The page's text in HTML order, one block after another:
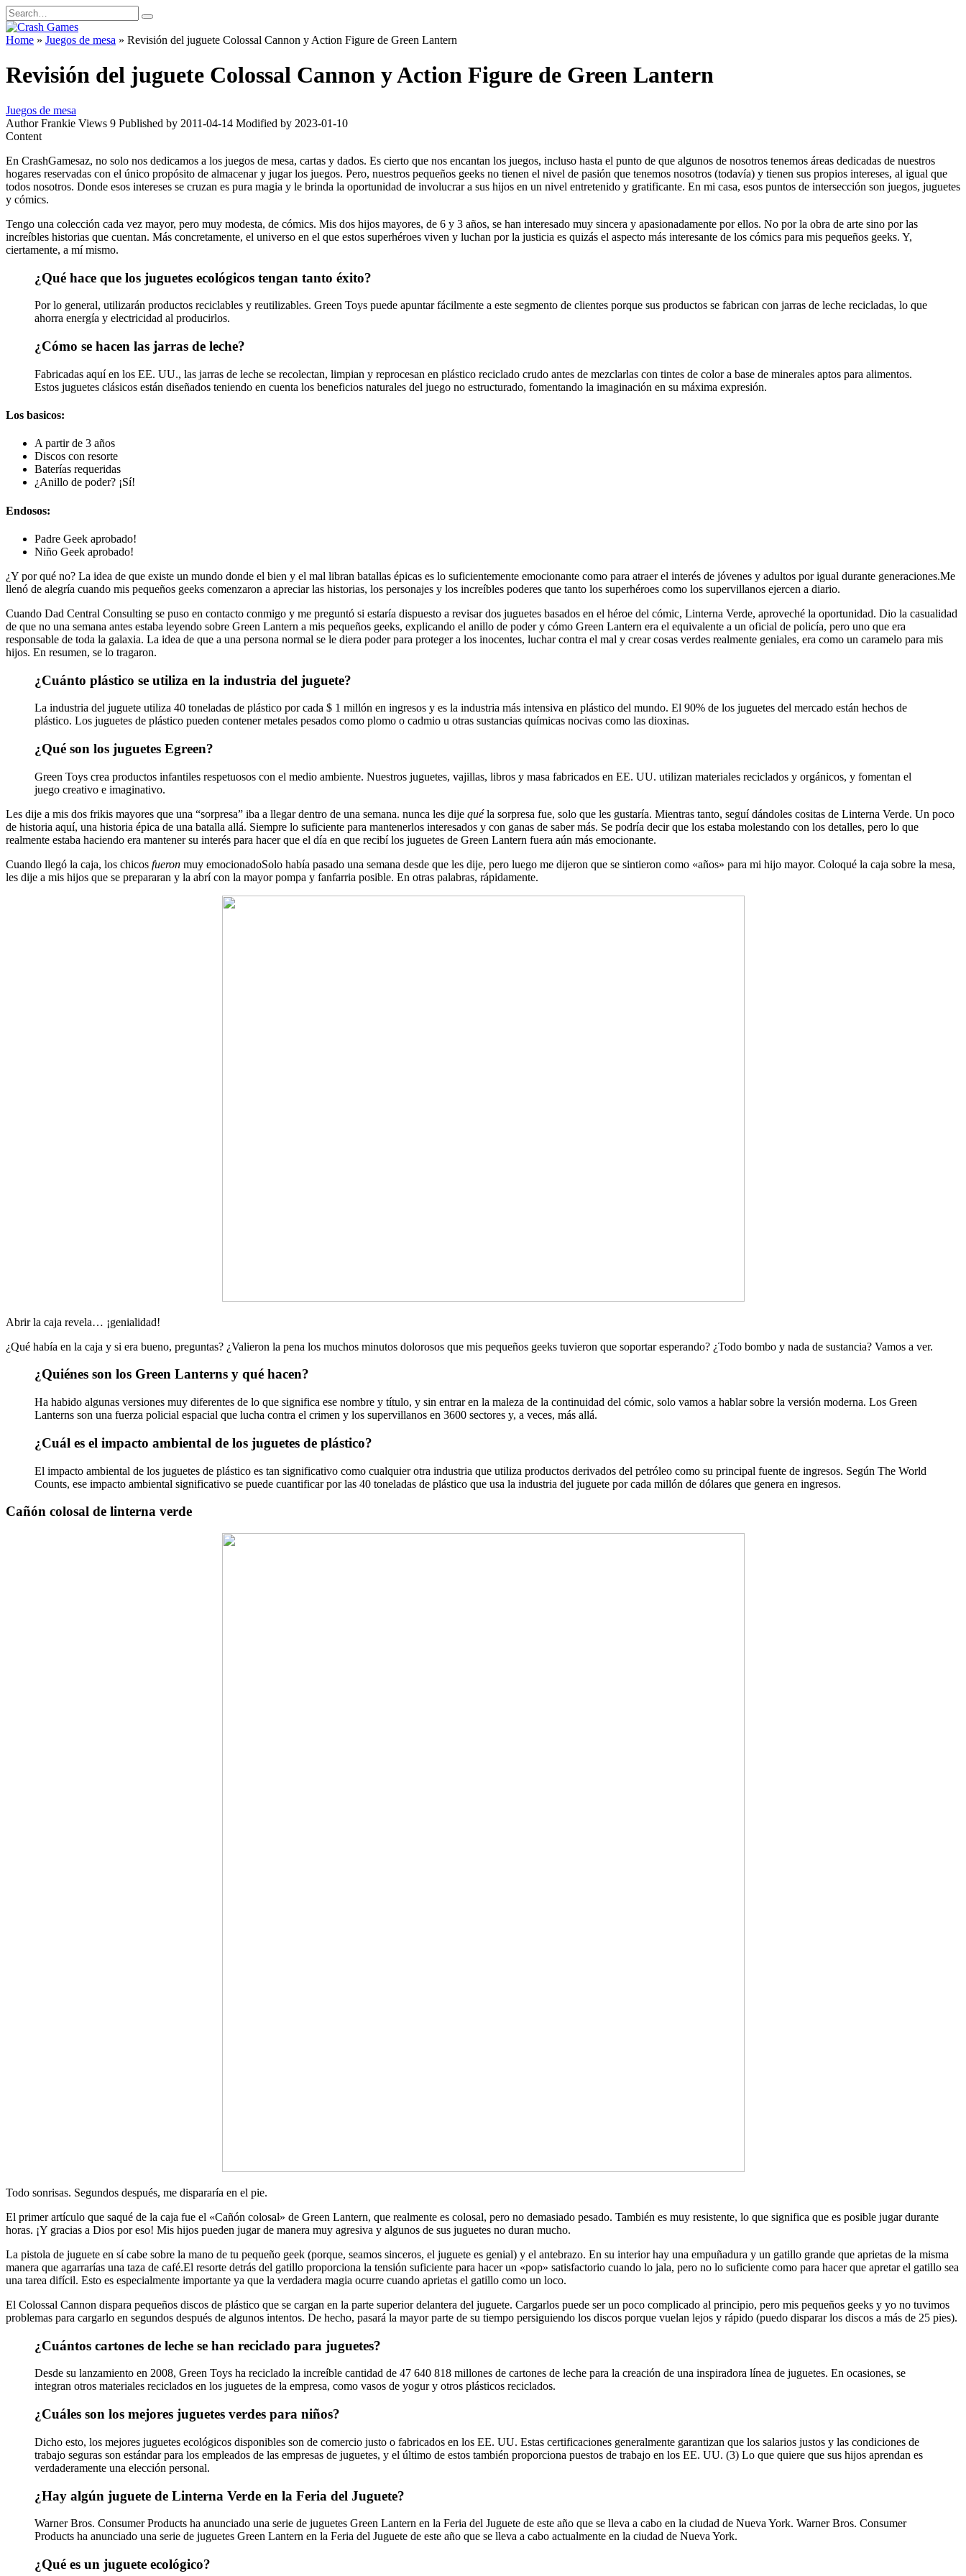
Skip
to
content
Search
for:
Home » Juegos de mesa » Revisión del juguete Colossal Cannon y Action Figure de Green Lantern
Revisión del juguete Colossal Cannon y Action Figure de Green Lantern
Juegos de mesa
Author Frankie Views 9 Published by 2011-04-14 Modified by 2023-01-10
Content
En CrashGamesaz, no solo nos dedicamos a los juegos de mesa, cartas y dados. Es cierto que nos encantan los juegos, incluso hasta el punto de que algunos de nosotros tenemos áreas dedicadas de nuestros
hogares reservadas con el único propósito de almacenar y jugar los juegos. Pero, nuestros pequeños geeks no tienen el nivel de pasión que tenemos nosotros (todavía) y tienen sus propios intereses, al igual que
todos nosotros. Donde esos intereses se cruzan es pura magia y le brinda la oportunidad de involucrar a sus hijos en un nivel entretenido y gratificante. En mi casa, esos puntos de intersección son juegos, juguetes
y cómics.
Tengo una colección cada vez mayor, pero muy modesta, de cómics. Mis dos hijos mayores, de 6 y 3 años, se han interesado muy sincera y apasionadamente por ellos. No por la obra de arte sino por las
increíbles historias que cuentan. Más concretamente, el universo en el que estos superhéroes viven y luchan por la justicia es quizás el aspecto más interesante de los cómics para mis pequeños geeks. Y,
ciertamente, a mí mismo.
¿Qué hace que los juguetes ecológicos tengan tanto éxito?
Por lo general, utilizarán productos reciclables y reutilizables. Green Toys puede apuntar fácilmente a este segmento de clientes porque sus productos se fabrican con jarras de leche recicladas, lo que
ahorra energía y electricidad al producirlos.
¿Cómo se hacen las jarras de leche?
Fabricadas aquí en los EE. UU., las jarras de leche se recolectan, limpian y reprocesan en plástico reciclado crudo antes de mezclarlas con tintes de color a base de minerales aptos para alimentos.
Estos juguetes clásicos están diseñados teniendo en cuenta los beneficios naturales del juego no estructurado, fomentando la imaginación en su máxima expresión.
Los basicos:
A partir de 3 años
Discos con resorte
Baterías requeridas
¿Anillo de poder? ¡Sí!
Endosos:
Padre Geek aprobado!
Niño Geek aprobado!
¿Y por qué no? La idea de que existe un mundo donde el bien y el mal libran batallas épicas es lo suficientemente emocionante como para atraer el interés de jóvenes y adultos por igual durante generaciones.Me
llenó de alegría cuando mis pequeños geeks comenzaron a apreciar las historias, los personajes y los increíbles poderes que tanto los superhéroes como los supervillanos ejercen a diario.
Cuando Dad Central Consulting se puso en contacto conmigo y me preguntó si estaría dispuesto a revisar dos juguetes basados ​​en el héroe del cómic, Linterna Verde, aproveché la oportunidad. Dio la casualidad
de que no una semana antes estaba leyendo sobre Green Lantern a mis pequeños geeks, explicando el anillo de poder y cómo Green Lantern era el equivalente a un oficial de policía, pero uno que era
responsable de toda la galaxia. La idea de que a una persona normal se le diera poder para proteger a los inocentes, luchar contra el mal y crear cosas verdes realmente geniales, era como un caramelo para mis
hijos. En resumen, se lo tragaron.
¿Cuánto plástico se utiliza en la industria del juguete?
La industria del juguete utiliza 40 toneladas de plástico por cada $ 1 millón en ingresos y es la industria más intensiva en plástico del mundo. El 90% de los juguetes del mercado están hechos de
plástico. Los juguetes de plástico pueden contener metales pesados ​​como plomo o cadmio u otras sustancias químicas nocivas como las dioxinas.
¿Qué son los juguetes Egreen?
Green Toys crea productos infantiles respetuosos con el medio ambiente. Nuestros juguetes, vajillas, libros y masa fabricados en EE. UU. utilizan materiales reciclados y orgánicos, y fomentan el
juego creativo e imaginativo.
Les dije a mis dos frikis mayores que una “sorpresa” iba a llegar dentro de una semana. nunca les dije quéla sorpresa fue, solo que les gustaría. Mientras tanto, seguí dándoles cositas de Linterna Verde. Un poco
de historia aquí, una historia épica de una batalla allá. Siempre lo suficiente para mantenerlos interesados ​​y con ganas de saber más. Se podría decir que los estaba molestando con los detalles, pero lo que
realmente estaba haciendo era mantener su interés para hacer que el día en que recibí los juguetes de Green Lantern fuera aún más emocionante.
Cuando llegó la caja, los chicos fueron muy emocionadoSolo había pasado una semana desde que les dije, pero luego me dijeron que se sintieron como «años» para mi hijo mayor. Coloqué la caja sobre la mesa,
les dije a mis hijos que se prepararan y la abrí con la mayor pompa y fanfarria posible. En otras palabras, rápidamente.
Abrir la caja revela… ¡genialidad!
¿Qué había en la caja y si era bueno, preguntas? ¿Valieron la pena los muchos minutos dolorosos que mis pequeños geeks tuvieron que soportar esperando? ¿Todo bombo y nada de sustancia? Vamos a ver.
¿Quiénes son los Green Lanterns y qué hacen?
Ha habido algunas versiones muy diferentes de lo que significa ese nombre y título, y sin entrar en la maleza de la continuidad del cómic, solo vamos a hablar sobre la versión moderna. Los Green
Lanterns son una fuerza policial espacial que lucha contra el crimen y los supervillanos en 3600 sectores y, a veces, más allá.
¿Cuál es el impacto ambiental de los juguetes de plástico?
El impacto ambiental de los juguetes de plástico es tan significativo como cualquier otra industria que utiliza productos derivados del petróleo como su principal fuente de ingresos. Según The World
Counts, ese impacto ambiental significativo se puede cuantificar por las 40 toneladas de plástico que usa la industria del juguete por cada millón de dólares que genera en ingresos.
Cañón colosal de linterna verde
Todo sonrisas. Segundos después, me dispararía en el pie.
El primer artículo que saqué de la caja fue el «Cañón colosal» de Green Lantern, que realmente es colosal, pero no demasiado pesado. También es muy resistente, lo que significa que es posible jugar durante
horas. ¡Y gracias a Dios por eso! Mis hijos pueden jugar de manera muy agresiva y algunos de sus juguetes no duran mucho.
La pistola de juguete en sí cabe sobre la mano de tu pequeño geek (porque, seamos sinceros, el juguete es genial) y el antebrazo. En su interior hay una empuñadura y un gatillo grande que aprietas de la misma
manera que agarrarías una taza de café.El resorte detrás del gatillo proporciona la tensión suficiente para hacer un «pop» satisfactorio cuando lo jala, pero no lo suficiente como para hacer que apretar el gatillo sea
una tarea difícil. Esto es especialmente importante ya que la verdadera magia ocurre cuando aprietas el gatillo como un loco.
El Colossal Cannon dispara pequeños discos de plástico que se cargan en la parte superior delantera del juguete. Cargarlos puede ser un poco complicado al principio, pero mis pequeños geeks y yo no tuvimos
problemas para cargarlo en segundos después de algunos intentos. De hecho, pasará la mayor parte de su tiempo persiguiendo los discos porque vuelan lejos y rápido (puedo disparar los discos a más de 25 pies).
¿Cuántos cartones de leche se han reciclado para juguetes?
Desde su lanzamiento en 2008, Green Toys ha reciclado la increíble cantidad de 47 640 818 millones de cartones de leche para la creación de una inspiradora línea de juguetes. En ocasiones, se
integran otros materiales reciclados en los juguetes de la empresa, como vasos de yogur y otros plásticos reciclados.
¿Cuáles son los mejores juguetes verdes para niños?
Dicho esto, los mejores juguetes ecológicos disponibles son de comercio justo o fabricados en los EE. UU. Estas certificaciones generalmente garantizan que los salarios justos y las condiciones de
trabajo seguras son estándar para los empleados de las empresas de juguetes, y el último de estos también proporciona puestos de trabajo en los EE. UU. (3) Lo que quiere que sus hijos aprendan es
verdaderamente una elección personal.
¿Hay algún juguete de Linterna Verde en la Feria del Juguete?
Warner Bros. Consumer Products ha anunciado una serie de juguetes Green Lantern en la Feria del Juguete de este año que se lleva a cabo en la ciudad de Nueva York. Warner Bros. Consumer
Products ha anunciado una serie de juguetes Green Lantern en la Feria del Juguete de este año que se lleva a cabo actualmente en la ciudad de Nueva York.
¿Qué es un juguete ecológico?